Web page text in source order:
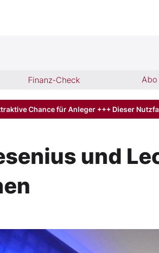
Finanz-Check Abo
Chance für Anleger +++ Dieser
und